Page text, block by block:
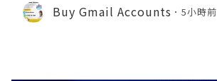
Buy Gmail Accounts 5小時前